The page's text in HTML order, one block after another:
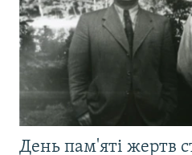
День пам'яті жертв